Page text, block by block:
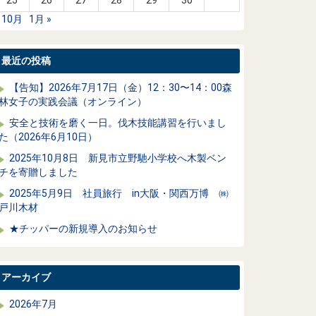
10月
1月 »
最近の投稿
【告知】2026年7月17日（金）12：30〜14：00森
女子の実践会議（オンライン）
安全と技術を磨く一日。伐木技能講習を行いまし
（2026年6月10日）
2025年10月8日 新見市立野馳小学校へ木製ベン
を寄贈しました
2025年5月9日 社員旅行 in大阪・関西万博 ㈱
川木材
★チッパーの新規導入のお知らせ
アーカイブ
2026年7月